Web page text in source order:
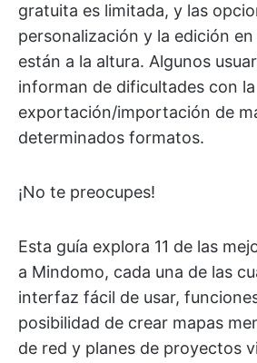
gratuita es limitada, y las
personalización y la edición
están a la altura. Algunos
informan de dificultades con la
exportación/importación de
determinados formatos.
¡No te preocupes!
Esta guía explora 11 de las
a Mindomo, cada una de las
interfaz fácil de usar,
posibilidad de crear mapas
de red y planes de proyectos